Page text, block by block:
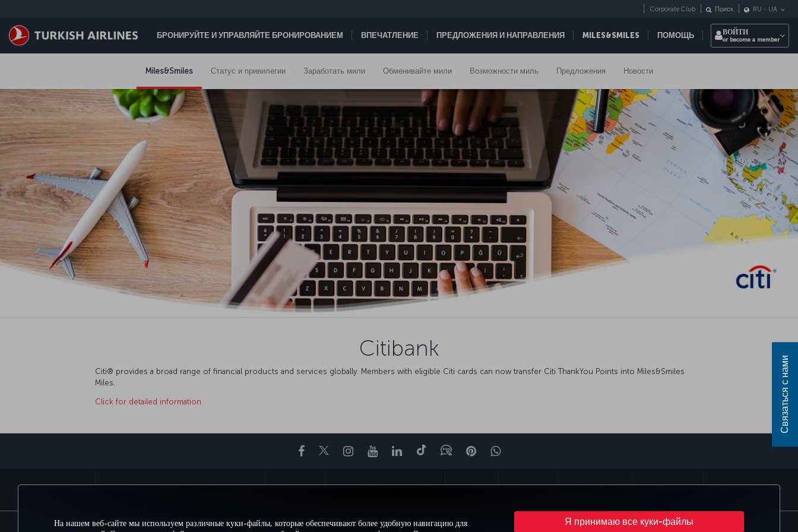
основному
контенту
На нашем веб-сайте мы используем различные куки-файлы, которые обеспечивают более удобную навигацию для
Я принимаю все куки-файлы
БРОНИРУЙТЕ И УПРАВЛЯЙТЕ БРОНИРОВАНИЕМ ВПЕЧАТЛЕНИЕ ПРЕДЛОЖЕНИЯ И НАПРАВЛЕНИЯ MILES&SMILES ПОМОЩЬ
Corporate Club Поиск RU - UA
ВОЙТИ
or become a member
Miles&Smiles Статус и привилегии Заработать мили Обменивайте мили Возможности миль Предложения Новости
Citibank
Citi® provides a broad range of financial products and services globally. Members with eligible Citi cards can now transfer Citi ThankYou Points into Miles&Smiles
Miles.
Click for detailed information
Facebook
TwitterInstagram
YouTubeLinkedIn
TikTokБлогPinterestWhatsApp
Связаться с нами